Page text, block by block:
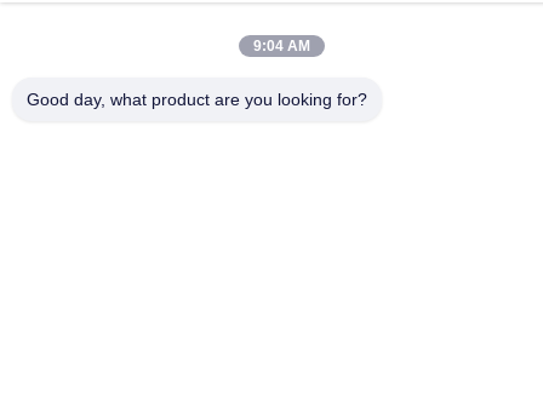
9:04 AM
Good day, what product are you looking for?